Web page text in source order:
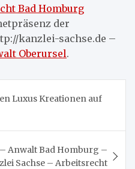
Bad Homburg
der
kanzlei-sachse.de –
Oberursel.
Luxus Kreationen auf
Anwalt Bad Homburg –
Sachse – Arbeitsrecht